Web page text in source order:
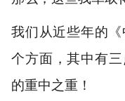
我们从近些年的
个方面，其中有
的重中之重！